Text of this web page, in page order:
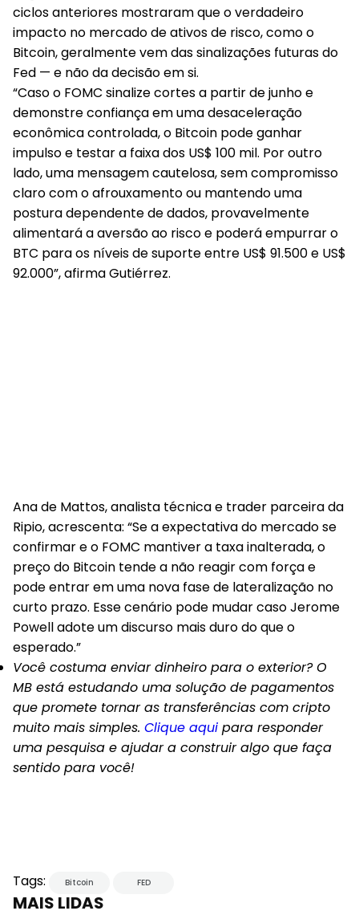
ciclos anteriores mostraram que o verdadeiro
impacto no mercado de ativos de risco, como o
Bitcoin, geralmente vem das sinalizações futuras do
Fed — e não da decisão em si.
“Caso o FOMC sinalize cortes a partir de junho e
demonstre confiança em uma desaceleração
econômica controlada, o Bitcoin pode ganhar
impulso e testar a faixa dos US$ 100 mil. Por outro
lado, uma mensagem cautelosa, sem compromisso
claro com o afrouxamento ou mantendo uma
postura dependente de dados, provavelmente
alimentará a aversão ao risco e poderá empurrar o
BTC para os níveis de suporte entre US$ 91.500 e US$
92.000”, afirma Gutiérrez.
Ana de Mattos, analista técnica e trader parceira da
Ripio, acrescenta: “Se a expectativa do mercado se
confirmar e o FOMC mantiver a taxa inalterada, o
preço do Bitcoin tende a não reagir com força e
pode entrar em uma nova fase de lateralização no
curto prazo. Esse cenário pode mudar caso Jerome
Powell adote um discurso mais duro do que o
esperado.”
Você costuma enviar dinheiro para o exterior? O
MB está estudando uma solução de pagamentos
que promete tornar as transferências com cripto
muito mais simples. Clique aqui para responder
uma pesquisa e ajudar a construir algo que faça
sentido para você!
Tags: Bitcoin FED
MAIS LIDAS